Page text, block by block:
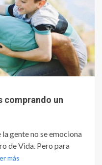
comprando un
gente no se emociona
de Vida. Pero para
más